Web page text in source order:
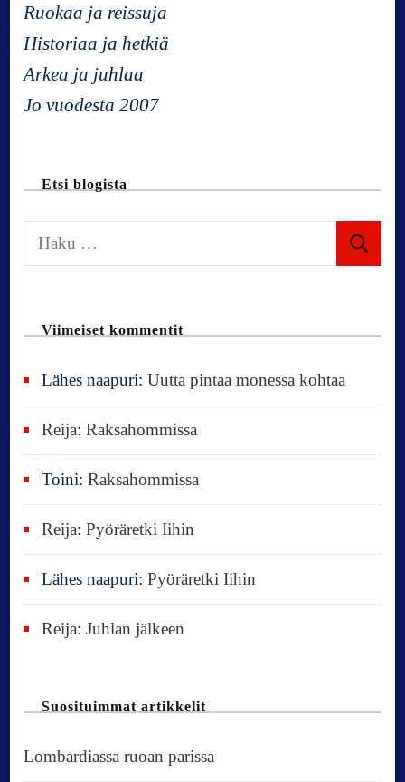
t
i
n
Ruokaa ja reissuja
Historiaa ja hetkiä
Arkea ja juhlaa
Jo vuodesta 2007
Etsi blogista
a
Viimeiset kommentit
Lähes naapuri:Uutta pintaa monessa kohtaa
Reija:Raksahommissa
Toini:Raksahommissa
Reija:Pyöräretki Iihin
Lähes naapuri:Pyöräretki Iihin
Reija:Juhlan jälkeen
Suosituimmat artikkelit
Lombardiassa ruoan parissa